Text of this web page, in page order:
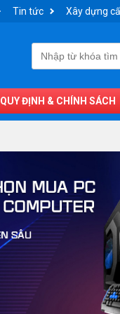
Tin tức Xây dựng
QUY ĐỊNH & CHÍNH SÁCH